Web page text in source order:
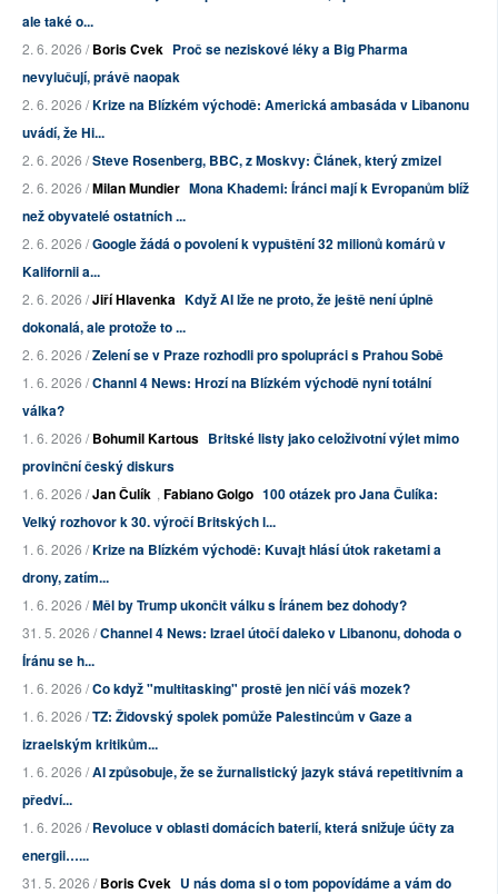
ale také o...
2. 6. 2026 /Boris Cvek Proč se neziskové léky a Big Pharma
nevylučují, právě naopak
2. 6. 2026 /Krize na Blízkém východě: Americká ambasáda v Libanonu
uvádí, že Hi...
2. 6. 2026 /Steve Rosenberg, BBC, z Moskvy: Článek, který zmizel
2. 6. 2026 /Milan Mundier Mona Khademi: Íránci mají k Evropanům blíž
než obyvatelé ostatních ...
2. 6. 2026 /Google žádá o povolení k vypuštění 32 milionů komárů v
Kalifornii a...
2. 6. 2026 /Jiří Hlavenka Když AI lže ne proto, že ještě není úplně
dokonalá, ale protože to ...
2. 6. 2026 /Zelení se v Praze rozhodli pro spolupráci s Prahou Sobě
1. 6. 2026 /Channl 4 News: Hrozí na Blízkém východě nyní totální
válka?
1. 6. 2026 /Bohumil Kartous Britské listy jako celoživotní výlet mimo
provinční český diskurs
1. 6. 2026 /Jan Čulík , Fabiano Golgo 100 otázek pro Jana Čulíka:
Velký rozhovor k 30. výročí Britských l...
1. 6. 2026 /Krize na Blízkém východě: Kuvajt hlásí útok raketami a
drony, zatím...
1. 6. 2026 /Měl by Trump ukončit válku s Íránem bez dohody?
31. 5. 2026 /Channel 4 News: Izrael útočí daleko v Libanonu, dohoda o
Íránu se h...
1. 6. 2026 /Co když "multitasking" prostě jen ničí váš mozek?
1. 6. 2026 /TZ: Židovský spolek pomůže Palestincům v Gaze a
izraelským kritikům...
1. 6. 2026 /AI způsobuje, že se žurnalistický jazyk stává repetitivním a
předví...
1. 6. 2026 /Revoluce v oblasti domácích baterií, která snižuje účty za
energii…...
31. 5. 2026 /Boris Cvek U nás doma si o tom popovídáme a vám do